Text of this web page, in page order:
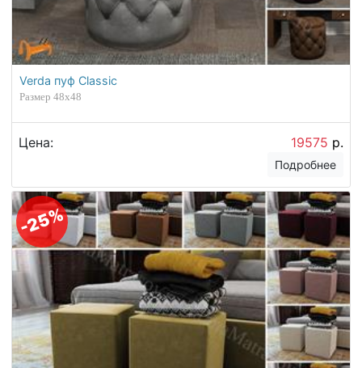
Verda пуф Classic
Размер 48х48
Цена: 19575 р.
Подробнее
-25%